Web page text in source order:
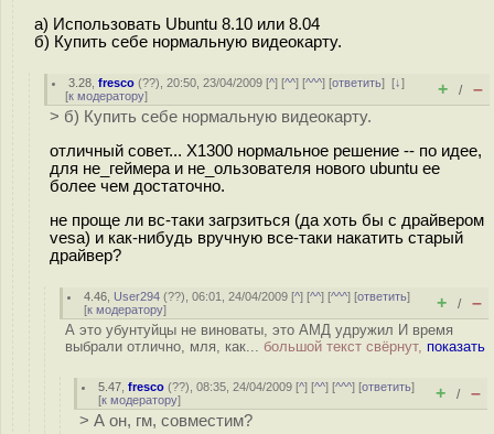
а) Использовать Ubuntu 8.10 или 8.04
б) Купить себе нормальную видеокарту.
3.28 ,fresco (??), 20:50, 23/04/2009 [^] [^^] [^^^] [ответить][↓]
[к модератору] + / –
> б) Купить себе нормальную видеокарту.
отличный совет... X1300 нормальное решение -- по идее,
для не_геймера и не_ользователя нового ubuntu ее
более чем достаточно.
не проще ли вс-таки загрзиться (да хоть бы с драйвером
vesa) и как-нибудь вручную все-таки накатить старый
драйвер?
4.46 User294 (??), 06:01, 24/04/2009 [^] [^^] [^^^] [ответить]
[к модератору] + / –
А это убунтуйцы не виноваты, это АМД удружил И время
выбрали отлично, мля, как... большой текст свёрнут, показать
5.47 ,fresco (??), 08:35, 24/04/2009 [^] [^^] [^^^] [ответить]
[к модератору] + / –
> А он, гм, совместим?